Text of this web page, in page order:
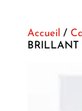
Accueil /
BRILLANT